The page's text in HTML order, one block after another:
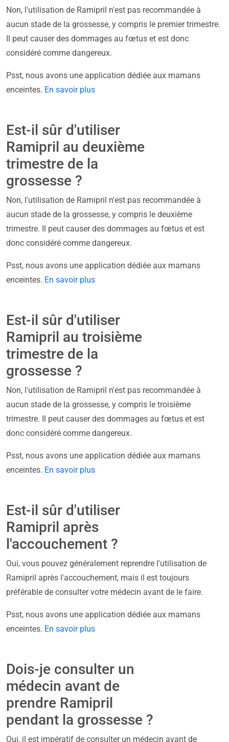
Non, l'utilisation de Ramipril n'est pas recommandée à
aucun stade de la grossesse, y compris le premier trimestre.
Il peut causer des dommages au fœtus et est donc
considéré comme dangereux.
Psst, nous avons une application dédiée aux mamans
enceintes. En savoir plus
Est-il sûr d'utiliser
Ramipril au deuxième
trimestre de la
grossesse ?
Non, l'utilisation de Ramipril n'est pas recommandée à
aucun stade de la grossesse, y compris le deuxième
trimestre. Il peut causer des dommages au fœtus et est
donc considéré comme dangereux.
Psst, nous avons une application dédiée aux mamans
enceintes. En savoir plus
Est-il sûr d'utiliser
Ramipril au troisième
trimestre de la
grossesse ?
Non, l'utilisation de Ramipril n'est pas recommandée à
aucun stade de la grossesse, y compris le troisième
trimestre. Il peut causer des dommages au fœtus et est
donc considéré comme dangereux.
Psst, nous avons une application dédiée aux mamans
enceintes. En savoir plus
Est-il sûr d'utiliser
Ramipril après
l'accouchement ?
Oui, vous pouvez généralement reprendre l'utilisation de
Ramipril après l'accouchement, mais il est toujours
préférable de consulter votre médecin avant de le faire.
Psst, nous avons une application dédiée aux mamans
enceintes. En savoir plus
Dois-je consulter un
médecin avant de
prendre Ramipril
pendant la grossesse ?
Oui, il est impératif de consulter un médecin avant de